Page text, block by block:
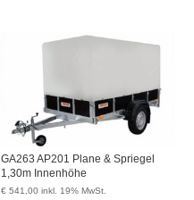
GA263 AP201 Plane & Spriegel
1,30m Innenhöhe
€ 541,00 inkl. 19% MwSt.